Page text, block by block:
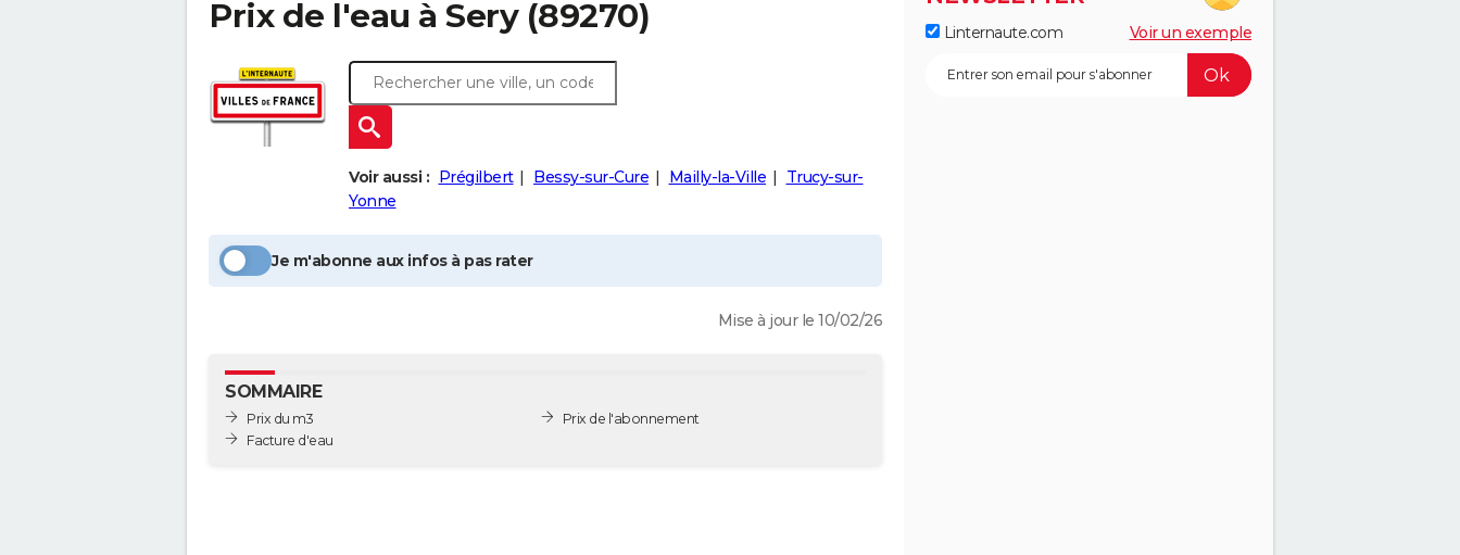
Prix de l'eau à Sery(89270)
Voir aussi : Prégilbert Bessy-sur-Cure Mailly-la-Ville
Trucy-sur-
Yonne
Je m'abonne aux infos à pas rater
Mise à jour le 10/02/26
SOMMAIRE
Prix du m3
Facture d'eau
Prix de l'abonnement
Linternaute.com Voir un exemple